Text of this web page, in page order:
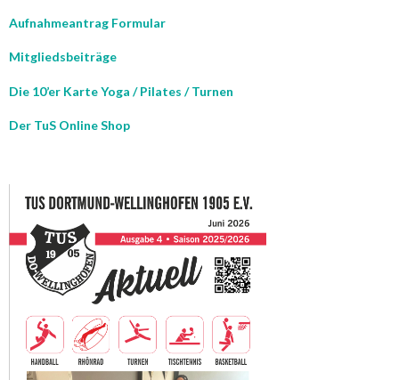
Aufnahmeantrag Formular
Mitgliedsbeiträge
Die 10’er Karte Yoga / Pilates / Turnen
Der TuS Online Shop